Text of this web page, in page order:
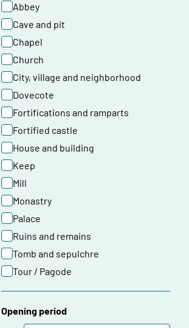
Abbey
Cave and pit
Chapel
Church
City, village and neighborhood
Dovecote
Fortifications and ramparts
Fortified castle
House and building
Keep
Mill
Monastry
Palace
Ruins and remains
Tomb and sepulchre
Tour / Pagode
Opening period